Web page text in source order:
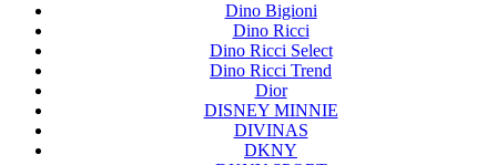
Dino Bigioni
Dino Ricci
Dino Ricci Select
Dino Ricci Trend
Dior
DISNEY MINNIE
DIVINAS
DKNY